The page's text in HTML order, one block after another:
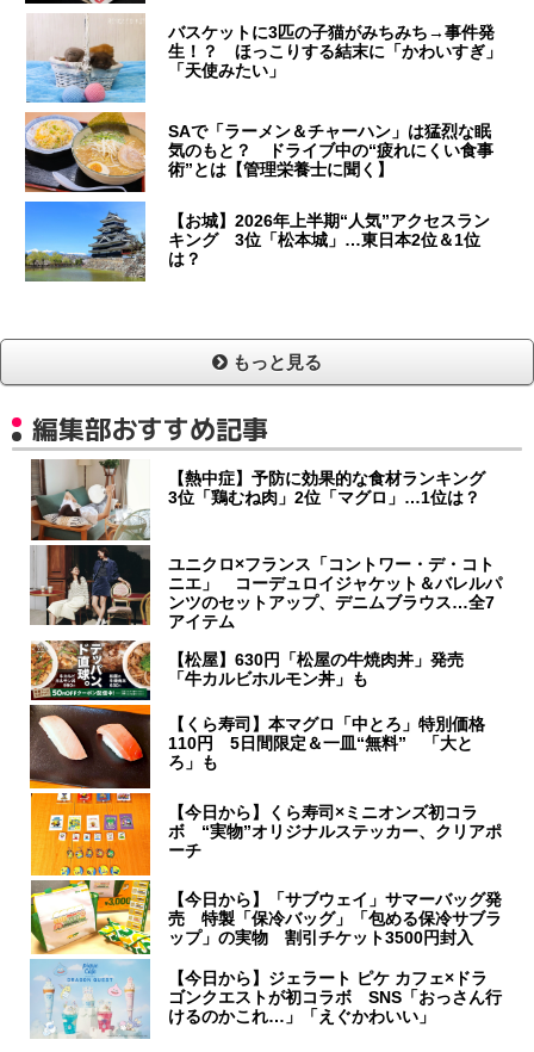
バスケットに3匹の子猫がみちみち→事件発
生！？ ほっこりする結末に「かわいすぎ」
「天使みたい」
SAで「ラーメン＆チャーハン」は猛烈な眠
気のもと？ ドライブ中の“疲れにくい食事
術”とは【管理栄養士に聞く】
【お城】2026年上半期“人気”アクセスラン
キング 3位「松本城」…東日本2位＆1位
は？
もっと見る
編集部おすすめ記事
【熱中症】予防に効果的な食材ランキング
3位「鶏むね肉」2位「マグロ」…1位は？
ユニクロ×フランス「コントワー・デ・コト
ニエ」 コーデュロイジャケット＆バレルパ
ンツのセットアップ、デニムブラウス…全7
アイテム
【松屋】630円「松屋の牛焼肉丼」発売
「牛カルビホルモン丼」も
【くら寿司】本マグロ「中とろ」特別価格
110円 5日間限定＆一皿“無料” 「大と
ろ」も
【今日から】くら寿司×ミニオンズ初コラ
ボ “実物”オリジナルステッカー、クリアポ
ーチ
【今日から】「サブウェイ」サマーバッグ発
売 特製「保冷バッグ」「包める保冷サブラ
ップ」の実物 割引チケット3500円封入
【今日から】ジェラート ピケ カフェ×ドラ
ゴンクエストが初コラボ SNS「おっさん行
けるのかこれ…」「えぐかわいい」